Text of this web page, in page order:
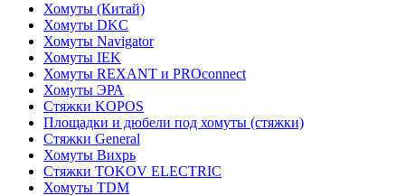
Хомуты (Китай)
Хомуты DKC
Хомуты Navigator
Хомуты IEK
Хомуты REXANT и PROconnect
Хомуты ЭРА
Стяжки KOPOS
Площадки и дюбели под хомуты (стяжки)
Стяжки General
Хомуты Вихрь
Стяжки TOKOV ELECTRIC
Хомуты TDM